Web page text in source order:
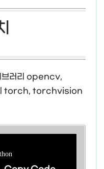
브러리 opencv,
리 torch, torchvision